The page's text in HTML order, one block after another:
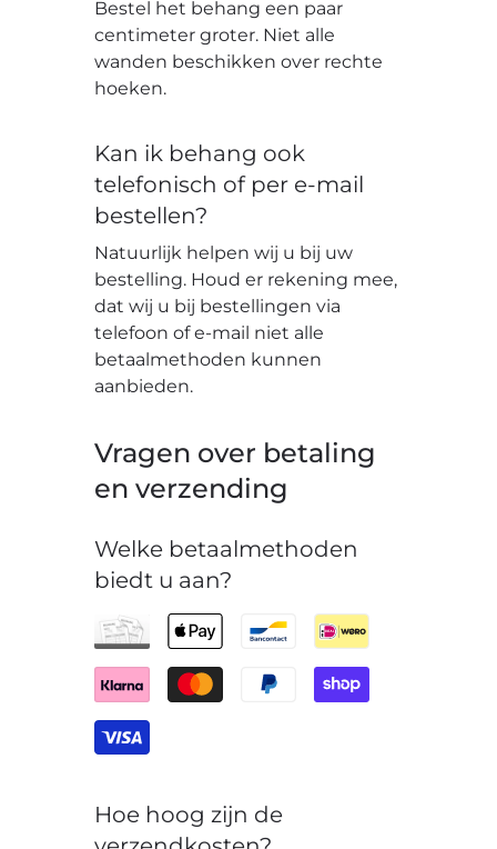
Bestel het behang een paar
centimeter groter. Niet alle
wanden beschikken over rechte
hoeken.
Kan ik behang ook
telefonisch of per e-mail
bestellen?
Natuurlijk helpen wij u bij uw
bestelling. Houd er rekening mee,
dat wij u bij bestellingen via
telefoon of e-mail niet alle
betaalmethoden kunnen
aanbieden.
Vragen over betaling
en verzending
Welke betaalmethoden
biedt u aan?
Hoe hoog zijn de